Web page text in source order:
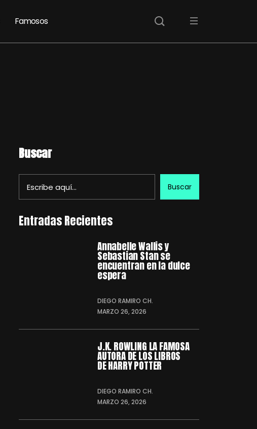
Famosos
Buscar
Buscar
Entradas Recientes
Annabelle Wallis y
Sebastian Stan se
encuentran en la dulce
espera
DIEGO RAMIRO CH.
MARZO 26, 2026
J.K. ROWLING LA FAMOSA
AUTORA DE LOS LIBROS
DE HARRY POTTER
DIEGO RAMIRO CH.
MARZO 26, 2026